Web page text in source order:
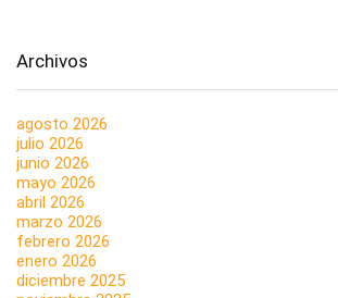
Archivos
agosto 2026
julio 2026
junio 2026
mayo 2026
abril 2026
marzo 2026
febrero 2026
enero 2026
diciembre 2025